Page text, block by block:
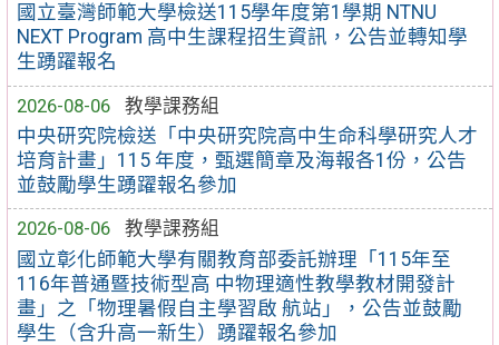
國立臺灣師範大學檢送115學年度第1學期 NTNU
NEXT Program 高中生課程招生資訊，公告並轉知學
生踴躍報名
2026-08-06
教學課務組
中央研究院檢送「中央研究院高中生命科學研究人才
培育計畫」115 年度，甄選簡章及海報各1份，公告
並鼓勵學生踴躍報名參加
2026-08-06
教學課務組
國立彰化師範大學有關教育部委託辦理「115年至
116年普通暨技術型高 中物理適性教學教材開發計
畫」之「物理暑假自主學習啟 航站」，公告並鼓勵
學生（含升高一新生）踴躍報名參加